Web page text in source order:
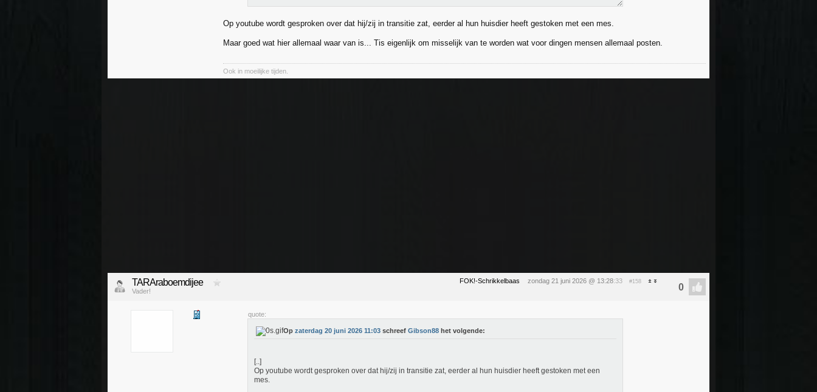
Op youtube wordt gesproken over dat hij/zij in transitie zat, eerder al hun huisdier heeft gestoken met een mes.
Maar goed wat hier allemaal waar van is... Tis eigenlijk om misselijk van te worden wat voor dingen mensen allemaal posten.
Ook in moeilijke tijden.
FOK!-Schrikkelbaas zondag 21 juni 2026 @ 13:28:33 #158
TARAraboemdijee
Vader!
quote:
Op zaterdag 20 juni 2026 11:03 schreef Gibson88 het volgende:
[..]
Op youtube wordt gesproken over dat hij/zij in transitie zat, eerder al hun huisdier heeft gestoken met een
mes.